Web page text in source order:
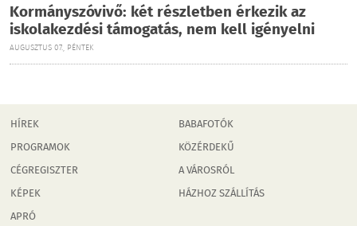
Kormányszóvivő: két részletben érkezik az
iskolakezdési támogatás, nem kell igényelni
AUGUSZTUS 07., PÉNTEK
HÍREK
PROGRAMOK
CÉGREGISZTER
KÉPEK
APRÓ
BABAFOTÓK
KÖZÉRDEKŰ
A VÁROSRÓL
HÁZHOZ SZÁLLÍTÁS